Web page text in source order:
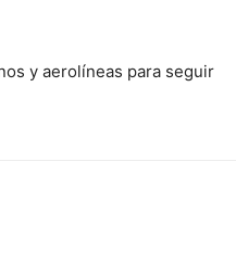
y aerolíneas para seguir